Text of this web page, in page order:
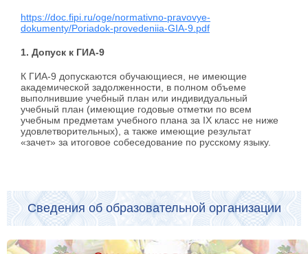
https://doc.fipi.ru/oge/normativno-pravovye-
dokumenty/Poriadok-provedeniia-GIA-9.pdf
1. Допуск к ГИА-9
К ГИА-9 допускаются обучающиеся, не имеющие
академической задолженности, в полном объеме
выполнившие учебный план или индивидуальный
учебный план (имеющие годовые отметки по всем
учебным предметам учебного плана за IX класс не ниже
удовлетворительных), а также имеющие результат
«зачет» за итоговое собеседование по русскому языку.
Сведения об образовательной организации